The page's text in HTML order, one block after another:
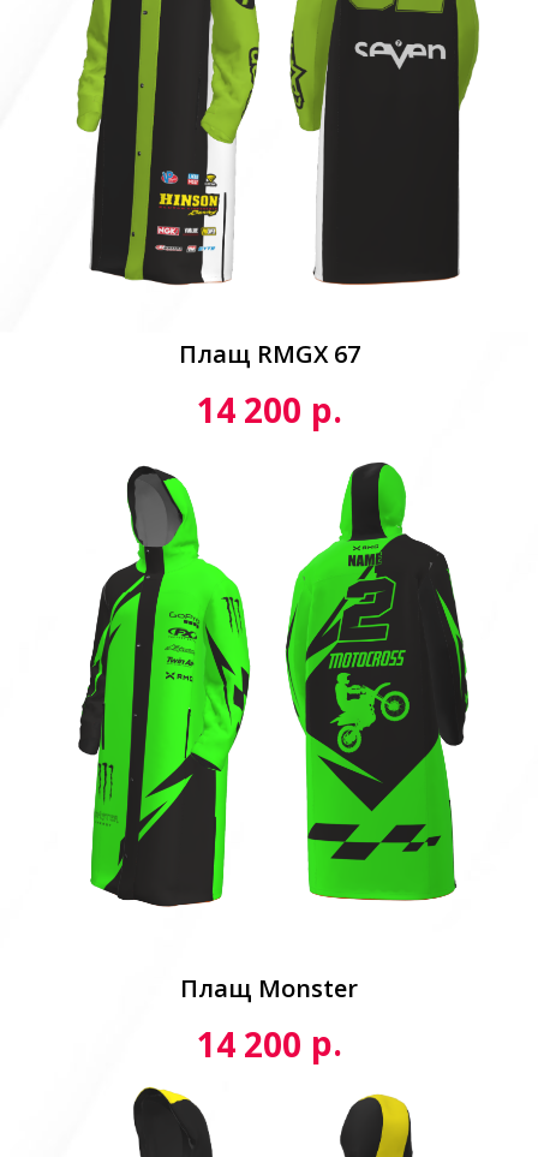
Плащ RMGX 67
14 200 р.
Плащ Monster
14 200 р.